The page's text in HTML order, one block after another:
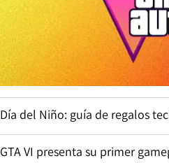
Día del Niño: guía de regalos
GTA VI presenta su primer